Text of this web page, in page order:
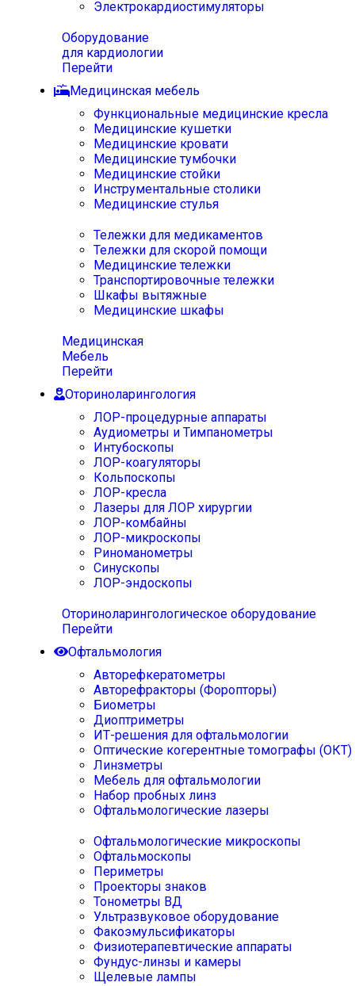
Электрокардиостимуляторы
Оборудование
для кардиологии
Перейти
Медицинская мебель
Функциональные медицинские кресла
Медицинские кушетки
Медицинские кровати
Медицинские тумбочки
Медицинские стойки
Инструментальные столики
Медицинские стулья
Тележки для медикаментов
Тележки для скорой помощи
Медицинские тележки
Транспортировочные тележки
Шкафы вытяжные
Медицинские шкафы
Медицинская
Мебель
Перейти
Оториноларингология
ЛОР-процедурные аппараты
Аудиометры и Тимпанометры
Интубоскопы
ЛОР-коагуляторы
Кольпоскопы
ЛОР-кресла
Лазеры для ЛОР хирургии
ЛОР-комбайны
ЛОР-микроскопы
Риноманометры
Синускопы
ЛОР-эндоскопы
Оториноларингологическое оборудование
Перейти
Офтальмология
Авторефкератометры
Авторефракторы (Форопторы)
Биометры
Диоптриметры
ИТ-решения для офтальмологии
Оптические когерентные томографы (ОКТ)
Линзметры
Мебель для офтальмологии
Набор пробных линз
Офтальмологические лазеры
Офтальмологические микроскопы
Офтальмоскопы
Периметры
Проекторы знаков
Тонометры ВД
Ультразвуковое оборудование
Факоэмульсификаторы
Физиотерапевтические аппараты
Фундус-линзы и камеры
Щелевые лампы